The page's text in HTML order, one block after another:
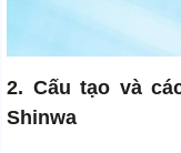
2. Cấu tạo và
Shinwa